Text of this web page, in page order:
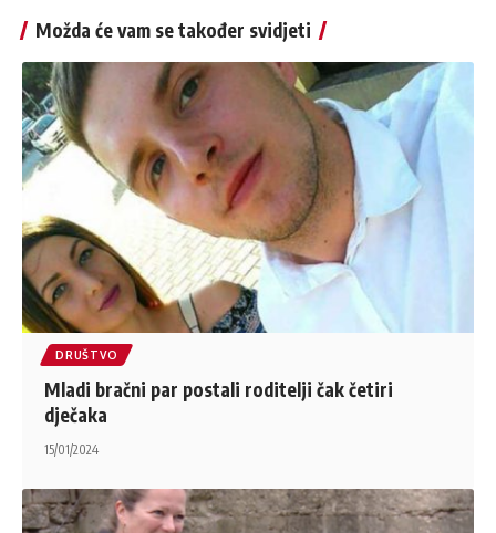
Možda će vam se također svidjeti
DRUŠTVO
Mladi bračni par postali roditelji čak četiri
dječaka
15/01/2024